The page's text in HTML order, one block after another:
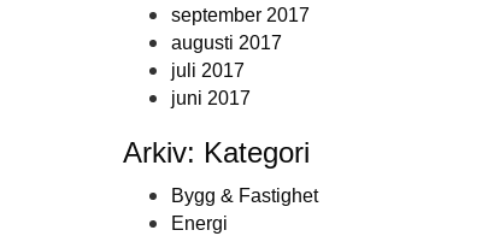
september 2017
augusti 2017
juli 2017
juni 2017
Arkiv: Kategori
Bygg & Fastighet
Energi